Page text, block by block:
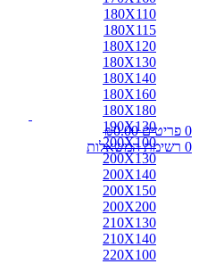
0 פריטים ₪0.00
0 רשימת המשאלות
180X110
180X115
180X120
180X130
180X140
180X160
180X180
190X130
200X100
200X130
200X140
200X150
200X200
210X130
210X140
220X100